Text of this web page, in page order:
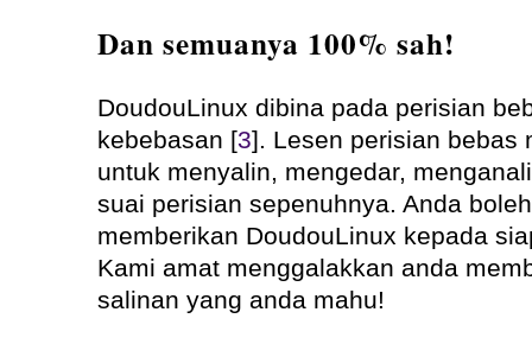
Dan semuanya 100% sah!
DoudouLinux dibina pada perisian
kebebasan [3]. Lesen perisian bebas
untuk menyalin, mengedar,
suai perisian sepenuhnya. Anda
memberikan DoudouLinux kepada
Kami amat menggalakkan anda
salinan yang anda mahu!